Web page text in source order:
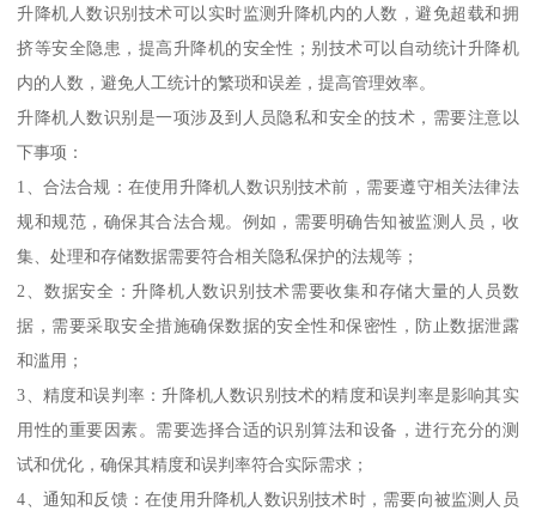
升降机人数识别技术可以实时监测升降机内的人数，避免超载和拥
挤等安全隐患，提高升降机的安全性；别技术可以自动统计升降机
内的人数，避免人工统计的繁琐和误差，提高管理效率。
升降机人数识别是一项涉及到人员隐私和安全的技术，需要注意以
下事项：
1、合法合规：在使用升降机人数识别技术前，需要遵守相关法律法
规和规范，确保其合法合规。例如，需要明确告知被监测人员，收
集、处理和存储数据需要符合相关隐私保护的法规等；
2、数据安全：升降机人数识别技术需要收集和存储大量的人员数
据，需要采取安全措施确保数据的安全性和保密性，防止数据泄露
和滥用；
3、精度和误判率：升降机人数识别技术的精度和误判率是影响其实
用性的重要因素。需要选择合适的识别算法和设备，进行充分的测
试和优化，确保其精度和误判率符合实际需求；
4、通知和反馈：在使用升降机人数识别技术时，需要向被监测人员